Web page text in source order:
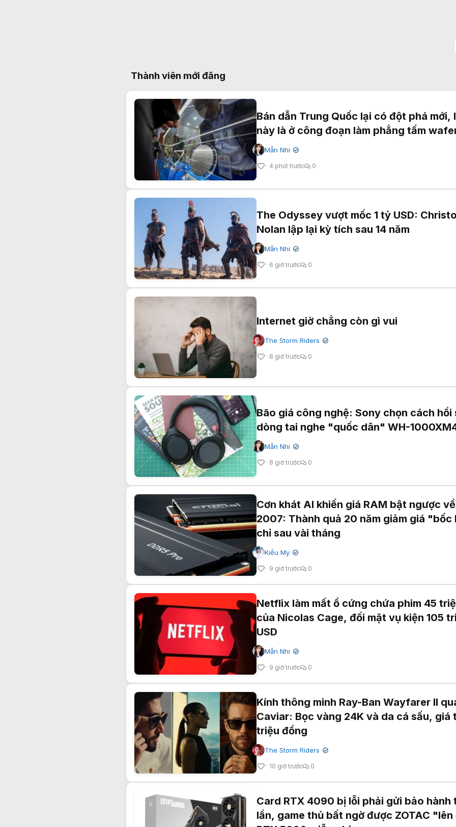
Thành viên mới đăng
Bán dẫn Trung Quốc lại có đột phá mới,
này là ở công đoạn làm phẳng tấm
Mẫn Nhi ✔
4 phút trước 0
The Odyssey vượt mốc 1 tỷ USD:
Nolan lập lại kỳ tích sau 14 năm
Mẫn Nhi ✔
6 giờ trước 0
Internet giờ chẳng còn gì vui
The Storm Riders ✔
8 giờ trước 0
Bão giá công nghệ: Sony chọn cách hồi
dòng tai nghe "quốc dân" WH-
Mẫn Nhi ✔
8 giờ trước 0
Cơn khát AI khiến giá RAM bật ngược
2007: Thành quả 20 năm giảm giá "bốc
chỉ sau vài tháng
Kiều My ✔
9 giờ trước 0
Netflix làm mất ổ cứng chứa phim 45
của Nicolas Cage, đối mặt vụ kiện 105
USD
Mẫn Nhi ✔
9 giờ trước 0
Kính thông minh Ray-Ban Wayfarer II
Caviar: Bọc vàng 24K và da cá sấu, giá
triệu đồng
The Storm Riders ✔
10 giờ trước 0
Card RTX 4090 bị lỗi phải gửi bảo hành
lần, game thủ bất ngờ được ZOTAC